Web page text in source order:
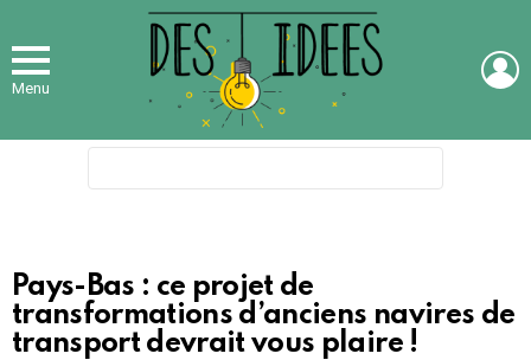
Menu
Pays-Bas : ce projet de
transformations d’anciens navires de
transport devrait vous plaire !